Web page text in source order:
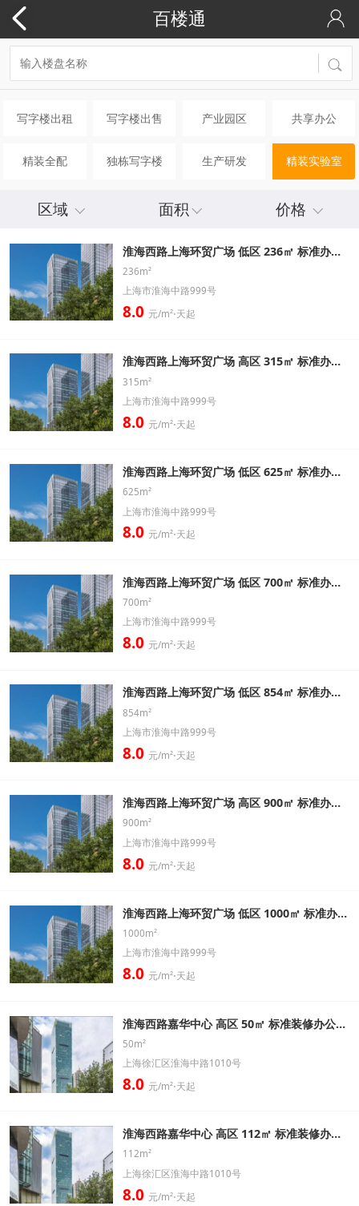
百楼通
写字楼出租 写字楼出售 产业园区 共享办公
精装全配 独栋写字楼 生产研发 精装实验室
区域 面积 价格
淮海西路上海环贸广场 低区 236㎡ 标准办公室出租信息
236m²
上海市淮海中路999号
8.0 元/m²⋅天起
淮海西路上海环贸广场 高区 315㎡ 标准办公室出租信息
315m²
上海市淮海中路999号
8.0 元/m²⋅天起
淮海西路上海环贸广场 低区 625㎡ 标准办公室出租信息
625m²
上海市淮海中路999号
8.0 元/m²⋅天起
淮海西路上海环贸广场 低区 700㎡ 标准办公室出租信息
700m²
上海市淮海中路999号
8.0 元/m²⋅天起
淮海西路上海环贸广场 低区 854㎡ 标准办公室出租信息
854m²
上海市淮海中路999号
8.0 元/m²⋅天起
淮海西路上海环贸广场 高区 900㎡ 标准办公室出租信息
900m²
上海市淮海中路999号
8.0 元/m²⋅天起
淮海西路上海环贸广场 低区 1000㎡ 标准办公室出租信息
1000m²
上海市淮海中路999号
8.0 元/m²⋅天起
淮海西路嘉华中心 高区 50㎡ 标准装修办公室出租信息
50m²
上海徐汇区淮海中路1010号
8.0 元/m²⋅天起
淮海西路嘉华中心 高区 112㎡ 标准装修办公室出租信息
112m²
上海徐汇区淮海中路1010号
8.0 元/m²⋅天起